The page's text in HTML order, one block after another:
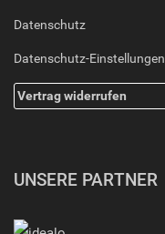
Datenschutz
Datenschutz-Einstellungen
Vertrag widerrufen
UNSERE PARTNER